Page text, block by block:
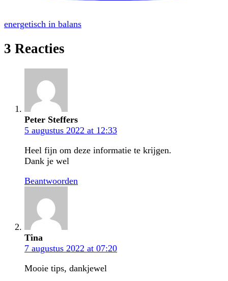
energetisch in balans
3 Reacties
Peter Steffers
5 augustus 2022 at 12:33
Heel fijn om deze informatie te krijgen.
Dank je wel
Beantwoorden
Tina
7 augustus 2022 at 07:20
Mooie tips, dankjewel